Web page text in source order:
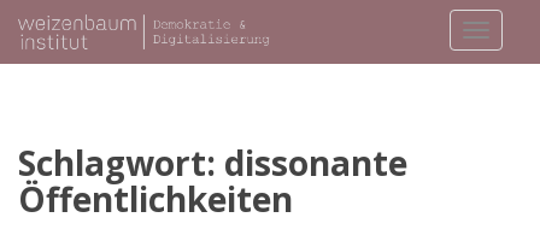
i
Schlagwort: dissonante
Öffentlichkeiten